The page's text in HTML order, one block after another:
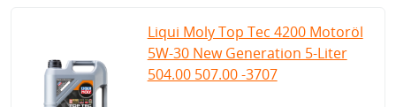
Liqui Moly Top Tec 4200 Motoröl
5W-30 New Generation 5-Liter
504.00 507.00 -3707